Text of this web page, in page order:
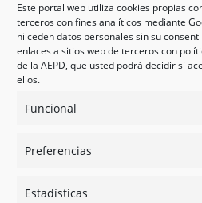
Este portal web utiliza cookies propias
terceros con fines analíticos mediante
ni ceden datos personales sin su
enlaces a sitios web de terceros con
de la AEPD, que usted podrá decidir si
ellos.
Funcional
Preferencias
Estadísticas
Mapa del sitio
Mi cuenta
Tienda
Psicología en Murcia
Guías
Redes sociales
Instagram